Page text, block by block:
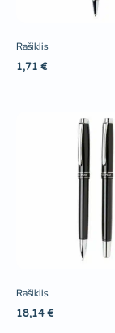
Rašiklis
1,71 €
Rašiklis
18,14 €